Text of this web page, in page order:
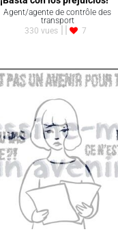
Agent/agente de contrôle des
transport
330 vues
7